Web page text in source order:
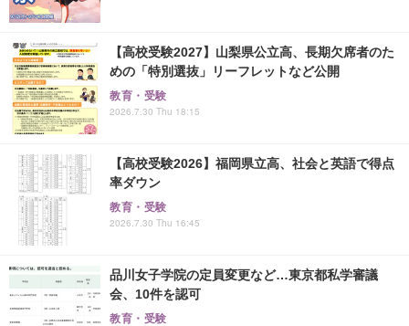
【高校受験2027】山梨県公立高、長期欠席者のた
めの「特別選抜」リーフレットなど公開
教育・受験
2026.7.30 Thu 18:15
【高校受験2026】福岡県立高、社会と英語で得点
率ダウン
教育・受験
2026.7.30 Thu 16:45
品川女子学院の定員変更など…東京都私学審議
会、10件を認可
教育・受験